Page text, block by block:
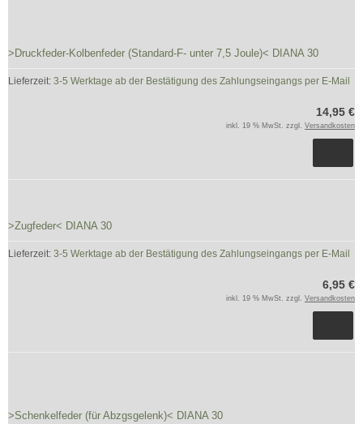
>Druckfeder-Kolbenfeder (Standard-F- unter 7,5 Joule)< DIANA 30
Lieferzeit: 3-5 Werktage ab der Bestätigung des Zahlungseingangs per E-Mail
14,95 €
inkl. 19 % MwSt. zzgl. Versandkosten
>Zugfeder< DIANA 30
Lieferzeit: 3-5 Werktage ab der Bestätigung des Zahlungseingangs per E-Mail
6,95 €
inkl. 19 % MwSt. zzgl. Versandkosten
>Schenkelfeder (für Abzgsgelenk)< DIANA 30